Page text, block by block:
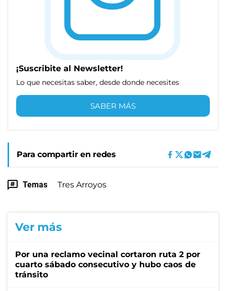
¡Suscribite al Newsletter!
Lo que necesitas saber, desde donde necesites
SABER MÁS
Para compartir en redes
Temas Tres Arroyos
Ver más
Por una reclamo vecinal cortaron ruta 2 por
cuarto sábado consecutivo y hubo caos de
tránsito